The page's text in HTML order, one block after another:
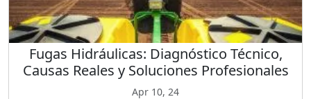
Fugas Hidráulicas: Diagnóstico Técnico,
Causas Reales y Soluciones Profesionales
Apr 10, 24